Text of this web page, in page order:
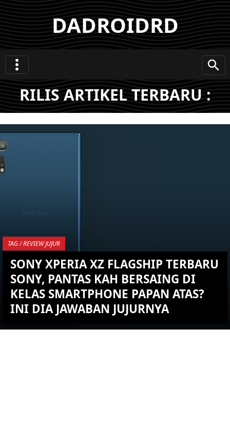
DADROIDRD
RILIS ARTIKEL TERBARU :
TAG / REVIEW JUJUR
SONY XPERIA XZ FLAGSHIP TERBARU
SONY, PANTAS KAH BERSAING DI
KELAS SMARTPHONE PAPAN ATAS?
INI DIA JAWABAN JUJURNYA